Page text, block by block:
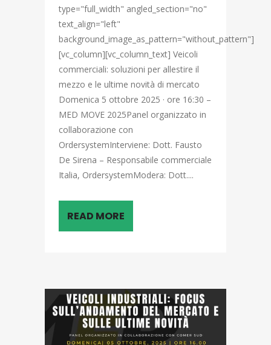
type="full_width" angled_section="no"
text_align="left"
background_image_as_pattern="without_pattern"]
[vc_column][vc_column_text] Veicoli
commerciali: soluzioni per allestire il
mezzo e le ultime novità di mercato
Domenica 5 ottobre 2025 · ore 16:30 –
MED MOVE 2025Panel organizzato in
collaborazione con
OrdersystemInterviene: Dott. Fausto
De Sirena – Responsabile commerciale
Italia, OrdersystemModera: Dott....
READ MORE